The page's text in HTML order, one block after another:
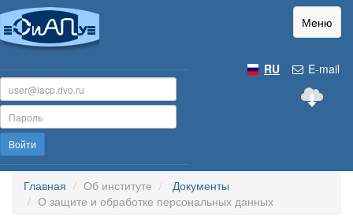
Меню
E-mail
RU
Войти
Главная Об институте
Документы
О защите и обработке персональных данных